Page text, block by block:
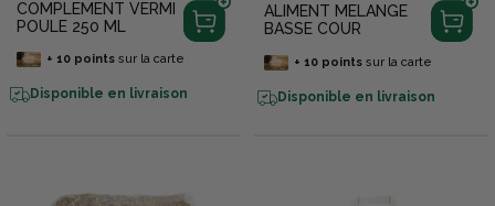
COMPLEMENT VERMI
POULE 250 ML
+ 10pointssur la carte
Disponible en livraison
ALIMENT MELANGE
BASSE COUR
+ 10pointssur la carte
Disponible en livraison